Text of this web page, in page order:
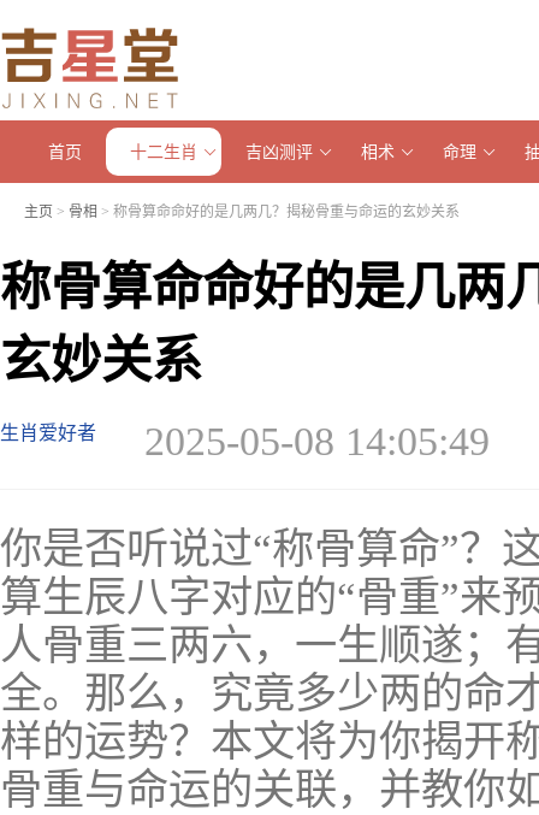
首页 十二生肖 吉凶测评 相术 命理
主页 > 骨相 > 称骨算命命好的是几两几？揭秘骨重与命运的玄妙关系
称骨算命命好的是几两
玄妙关系
生肖爱好者 2025-05-08 14:05:49
你是否听说过“称骨算命”？
算生辰八字对应的“骨重”来
人骨重三两六，一生顺遂；
全。那么，究竟多少两的命
样的运势？本文将为你揭开
骨重与命运的关联，并教你